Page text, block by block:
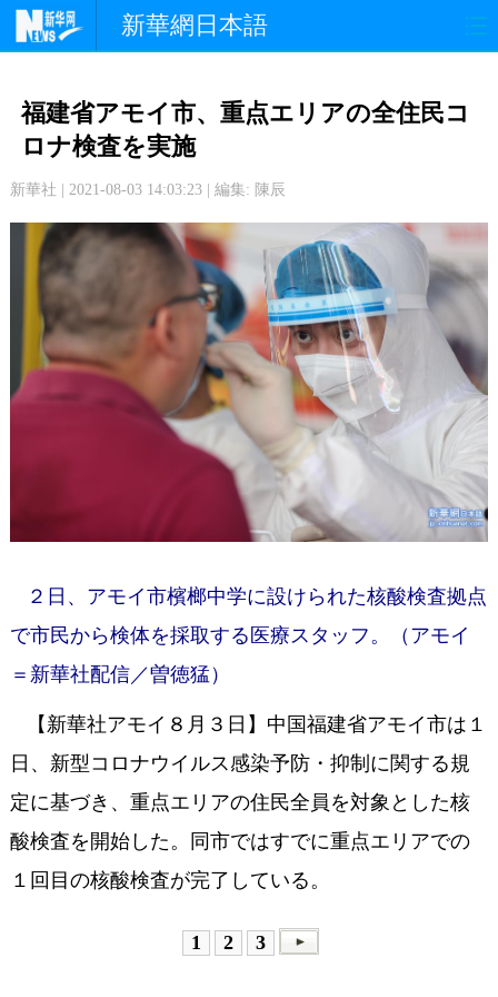
新華網日本語
文 化
中日交流 国 際
写 真
福建省アモイ市、重点エリアの全住民コ
ロナ検査を実施
新華社 | 2021-08-03 14:03:23 | 編集: 陳辰
２日、アモイ市檳榔中学に設けられた核酸検査拠点
で市民から検体を採取する医療スタッフ。（アモイ
＝新華社配信／曽徳猛）
【新華社アモイ８月３日】中国福建省アモイ市は１
日、新型コロナウイルス感染予防・抑制に関する規
定に基づき、重点エリアの住民全員を対象とした核
酸検査を開始した。同市ではすでに重点エリアでの
１回目の核酸検査が完了している。
1 2 3